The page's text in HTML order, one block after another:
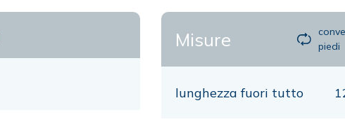
Misure
piedi
lunghezza fuori tutto